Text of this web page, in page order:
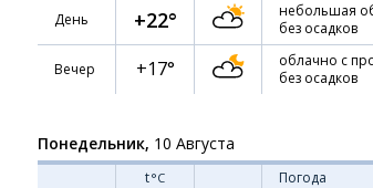
День +22°
небольшая
без осадков
Вечер +17°
облачно с
без осадков
Понедельник, 10 Августа
t°C Погода